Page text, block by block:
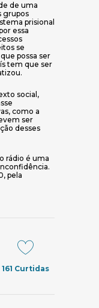
de uma
grupos
prisional
essa
se
possa ser
tem que ser
social,
como a
ser
desses
rádio é uma
pela
em nova janela)
161 Curtidas